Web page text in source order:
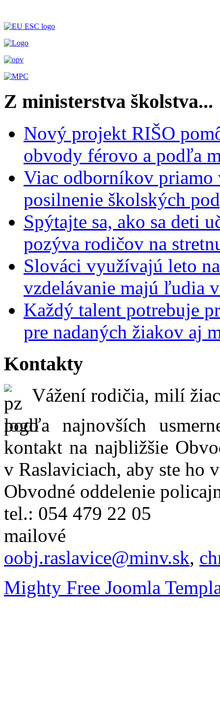
Z ministerstva školstva...
Nový projekt RIŠO
obvody férovo a podľa
Viac odborníkov priamo
posilnenie školských
Spýtajte sa, ako sa deti
pozýva rodičov na
Slováci využívajú leto
vzdelávanie majú ľudia
Každý talent potrebuje
pre nadaných žiakov aj
Kontakty
Vážení rodičia, milí
podľa najnovších
kontakt na najbližšie
v Raslaviciach, aby ste ho
Obvodné oddelenie
tel.: 054 479 22 05
oobj.raslavice@minv.sk,
Mighty Free Joomla